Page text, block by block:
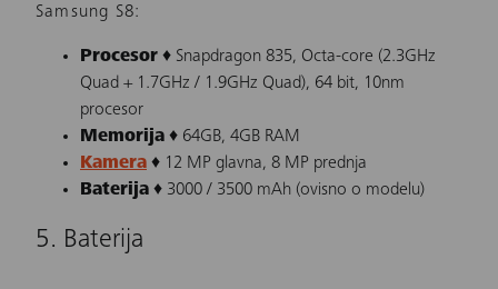
Samsung S8:
Procesor ♦ Snapdragon 835, Octa-core (2.3GHz
Quad + 1.7GHz / 1.9GHz Quad), 64 bit, 10nm
procesor
Memorija ♦ 64GB, 4GB RAM
Kamera ♦ 12 MP glavna, 8 MP prednja
Baterija ♦ 3000 / 3500 mAh (ovisno o modelu)
5. Baterija